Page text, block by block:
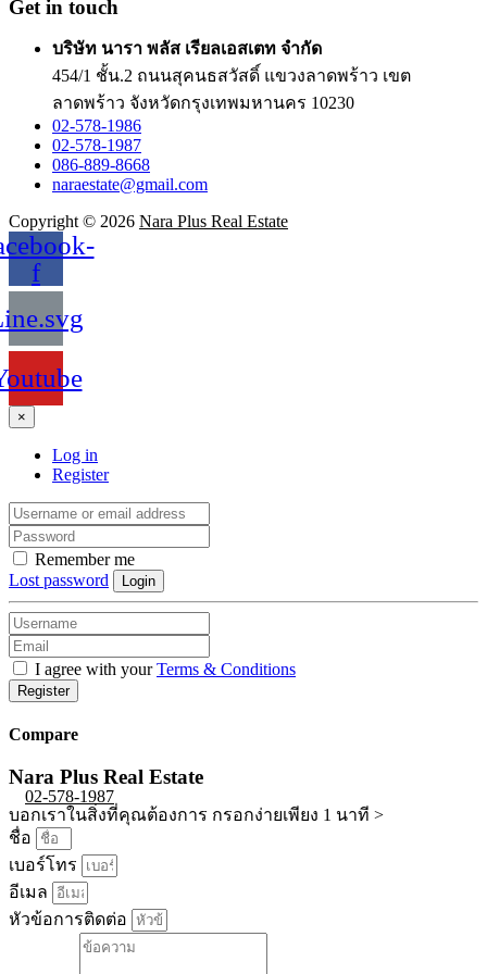
Get in touch
บริษัท นารา พลัส เรียลเอสเตท จำกัด
454/1 ชั้น.2 ถนนสุคนธสวัสดิ์ แขวงลาดพร้าว เขต
ลาดพร้าว จังหวัดกรุงเทพมหานคร 10230
02-578-1986
02-578-1987
086-889-8668
naraestate@gmail.com
Copyright © 2026 Nara Plus Real Estate
f
×
Log in
Register
Remember me
Lost password
Login
I agree with yourTerms & Conditions
Register
Compare
Nara Plus Real Estate
02-578-1987
บอกเราในสิ่งที่คุณต้องการ กรอกง่ายเพียง 1 นาที >
ชื่อ
เบอร์โทร
อีเมล
หัวข้อการติดต่อ